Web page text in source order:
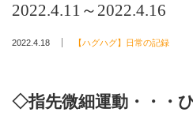
2022.4.11～2022.4.16
2022.4.18 【ハグハグ】日常の記録
◇指先微細運動・・・